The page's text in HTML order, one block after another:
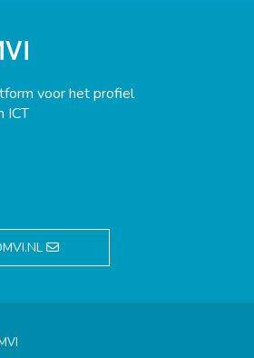
voor het profiel
ICT